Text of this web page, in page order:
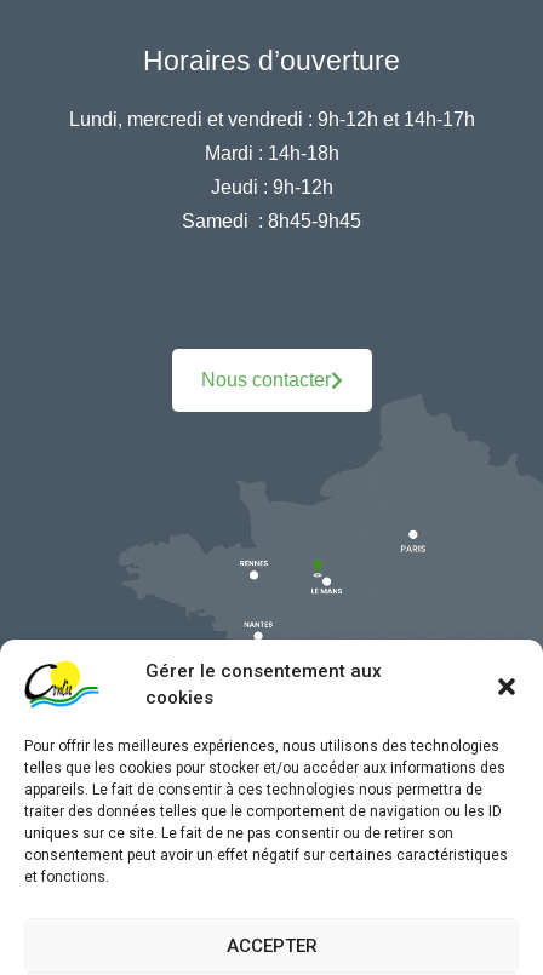
Gérer le consentement aux
cookies
Pour offrir les meilleures expériences, nous utilisons des technologies
telles que les cookies pour stocker et/ou accéder aux informations des
appareils. Le fait de consentir à ces technologies nous permettra de
traiter des données telles que le comportement de navigation ou les ID
uniques sur ce site. Le fait de ne pas consentir ou de retirer son
consentement peut avoir un effet négatif sur certaines caractéristiques
et fonctions.
ACCEPTER
Horaires d’ouverture
Lundi, mercredi et vendredi : 9h-12h et 14h-17h
Mardi : 14h-18h
Jeudi : 9h-12h
Samedi : 8h45-9h45
Nous contacter
Mentions légales
Traitement de données personnelles